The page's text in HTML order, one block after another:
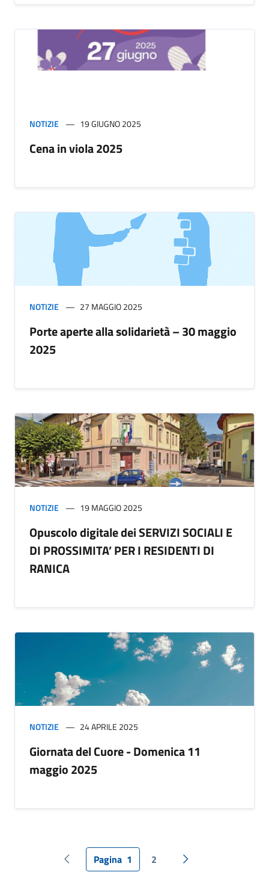
NOTIZIE 19 GIUGNO 2025
Cena in viola 2025
NOTIZIE 27 MAGGIO 2025
Porte aperte alla solidarietà – 30 maggio
2025
NOTIZIE 19 MAGGIO 2025
Opuscolo digitale dei SERVIZI SOCIALI E
DI PROSSIMITA’ PER I RESIDENTI DI
RANICA
NOTIZIE 24 APRILE 2025
Giornata del Cuore - Domenica 11
maggio 2025
Pagina precedente
Pagina 1 2 Pagina successiva